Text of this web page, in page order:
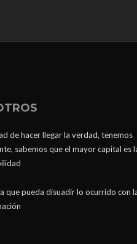
de hacer llegar la verdad, tenemos
sabemos que el mayor capital es
que pueda disuadir lo ocurrido con